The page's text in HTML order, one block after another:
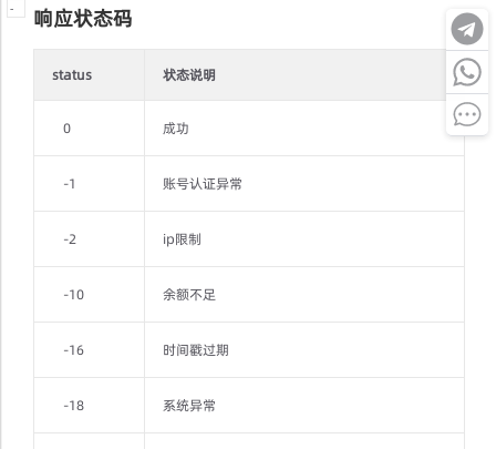
- 响应状态码
status 状态说明
0 成功
-1 账号认证异常
-2 ip限制
-10 余额不足
-16 时间戳过期
-18 系统异常